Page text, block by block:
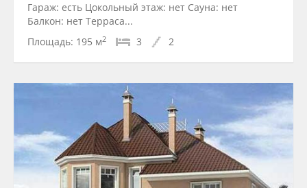
Гараж: есть Цокольный этаж: нет Сауна: нет
Балкон: нет Терраса...
Площадь: 195 м2 3 2